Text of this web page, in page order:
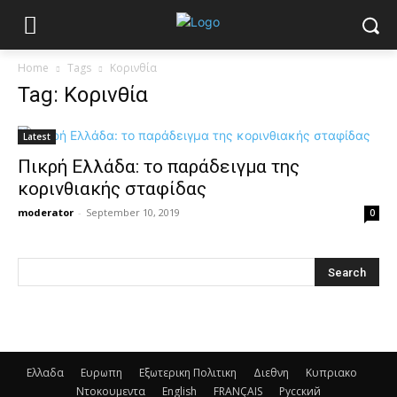
Home Tags Κορινθία
Tag: Κορινθία
Latest
Πικρή Ελλάδα: το παράδειγμα της
κορινθιακής σταφίδας
moderator - September 10, 2019 0
Ελλαδα Ευρωπη Εξωτερικη Πολιτικη Διεθνη
Κυπριακο
Ντοκουμεντα
English FRANÇAIS Русский